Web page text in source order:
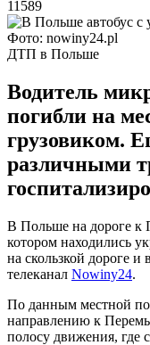
11589
Фото: nowiny24.pl
ДТП в Польше
Водитель
погибли на
грузовиком.
различными
В Польше на дороге к
котором находились
на скользкой дороге и
телеканал Nowiny24.
По данным местной
направлению к
полосу движения, где